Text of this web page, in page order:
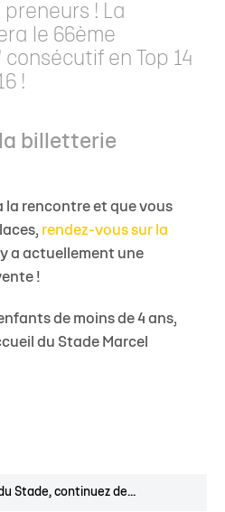
preneurs ! La
le 66ème
en Top 14
!
billetterie
la rencontre et que vous
rendez-vous sur la
y a actuellement une
!
de moins de 4 ans,
du Stade Marcel
Stade, continuez de...